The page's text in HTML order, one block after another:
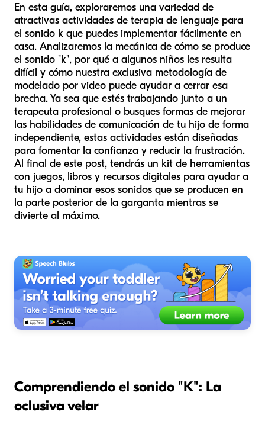
En esta guía, exploraremos una variedad de
atractivas actividades de terapia de lenguaje para
el sonido k que puedes implementar fácilmente en
casa. Analizaremos la mecánica de cómo se produce
el sonido "k", por qué a algunos niños les resulta
difícil y cómo nuestra exclusiva metodología de
modelado por video puede ayudar a cerrar esa
brecha. Ya sea que estés trabajando junto a un
terapeuta profesional o busques formas de mejorar
las habilidades de comunicación de tu hijo de forma
independiente, estas actividades están diseñadas
para fomentar la confianza y reducir la frustración.
Al final de este post, tendrás un kit de herramientas
con juegos, libros y recursos digitales para ayudar a
tu hijo a dominar esos sonidos que se producen en
la parte posterior de la garganta mientras se
divierte al máximo.
Comprendiendo el sonido "K": La
oclusiva velar